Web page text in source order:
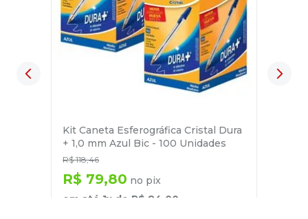
Kit Caneta Esferográfica Cristal Dura
+ 1,0 mm Azul Bic - 100 Unidades
R$ 118,46
R$ 79,80 no pix
em até 1x de R$ 84 00